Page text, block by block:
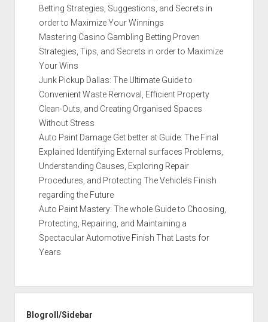
Betting Strategies, Suggestions, and Secrets in
order to Maximize Your Winnings
Mastering Casino Gambling Betting Proven
Strategies, Tips, and Secrets in order to Maximize
Your Wins
Junk Pickup Dallas: The Ultimate Guide to
Convenient Waste Removal, Efficient Property
Clean-Outs, and Creating Organised Spaces
Without Stress
Auto Paint Damage Get better at Guide: The Final
Explained Identifying External surfaces Problems,
Understanding Causes, Exploring Repair
Procedures, and Protecting The Vehicle’s Finish
regarding the Future
Auto Paint Mastery: The whole Guide to Choosing,
Protecting, Repairing, and Maintaining a
Spectacular Automotive Finish That Lasts for
Years
Blogroll/Sidebar